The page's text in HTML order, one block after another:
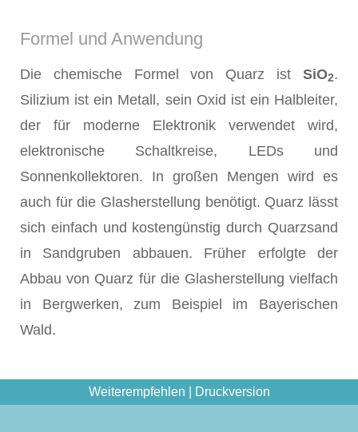
Formel und Anwendung
Die chemische Formel von Quarz ist SiO2.
Silizium ist ein Metall, sein Oxid ist ein Halbleiter,
der für moderne Elektronik verwendet wird,
elektronische Schaltkreise, LEDs und
Sonnenkollektoren. In großen Mengen wird es
auch für die Glasherstellung benötigt. Quarz lässt
sich einfach und kostengünstig durch Quarzsand
in Sandgruben abbauen. Früher erfolgte der
Abbau von Quarz für die Glasherstellung vielfach
in Bergwerken, zum Beispiel im Bayerischen
Wald.
Weiterempfehlen Druckversion